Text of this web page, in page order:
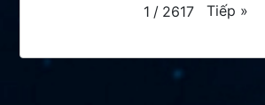
1 / 2617 Tiếp »